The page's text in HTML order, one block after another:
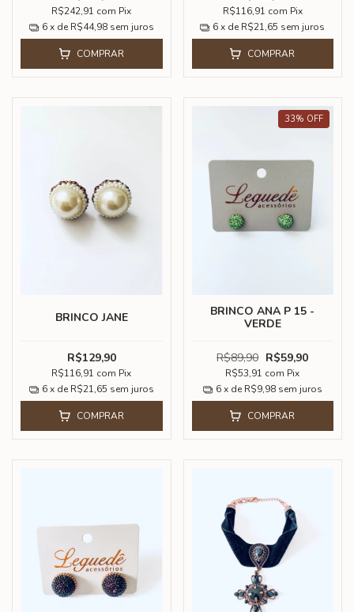
R$242,91 com Pix
6 x de R$44,98 sem juros
COMPRAR
R$116,91 com Pix
6 x de R$21,65 sem juros
COMPRAR
BRINCO JANE
R$129,90
R$116,91 com Pix
6 x de R$21,65 sem juros
COMPRAR
33% OFF
BRINCO ANA P 15 -
VERDE
R$89,90 R$59,90
R$53,91 com Pix
6 x de R$9,98 sem juros
COMPRAR